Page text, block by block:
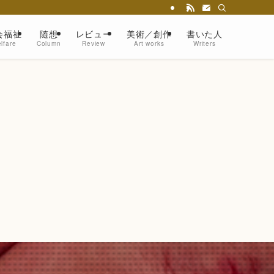
福祉 随想
Column
レビュー
Review
美術／創作
Art works
書いた人
Writers